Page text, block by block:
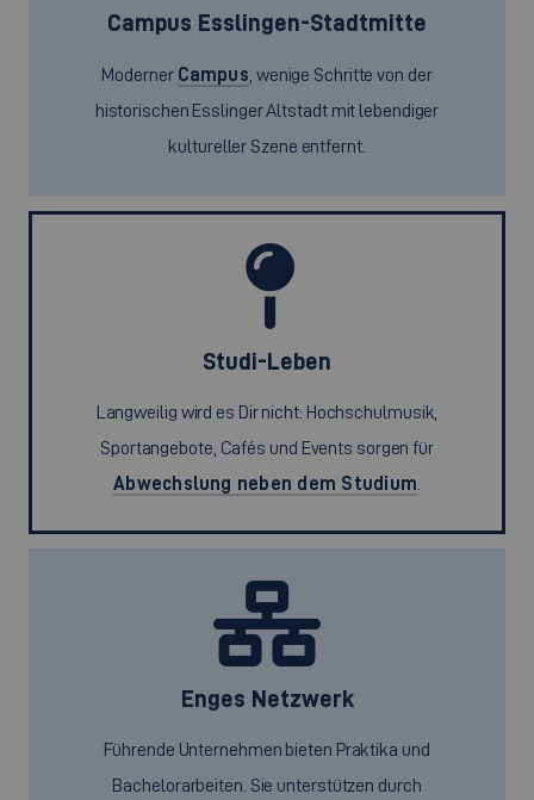
Campus Esslingen-Stadtmitte
Moderner Campus , wenige Schritte von der
historischen Esslinger Altstadt mit lebendiger
kultureller Szene entfernt.
Studi-Leben
Langweilig wird es Dir nicht: Hochschulmusik,
Sportangebote, Cafés und Events sorgen für
Abwechslung neben dem Studium
Enges Netzwerk
Führende Unternehmen bieten Praktika und
Bachelorarbeiten. Sie unterstützen durch